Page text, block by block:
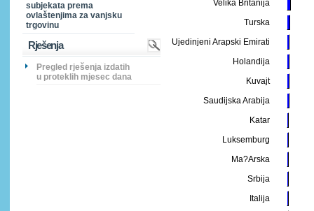
subjekata prema
ovlaštenjima za vanjsku
trgovinu
Rješenja
Pregled rješenja izdatih
u proteklih mjesec dana
Velika Britanija
Turska
Ujedinjeni Arapski Emirati
Holandija
Kuvajt
Saudijska Arabija
Katar
Luksemburg
Ma?Arska
Srbija
Italija